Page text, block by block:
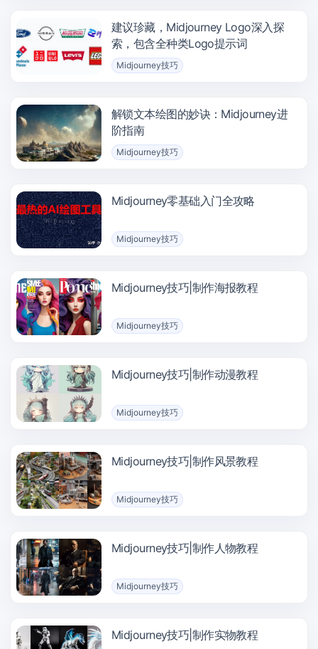
建议珍藏，Midjourney Logo深入探
索，包含全种类Logo提示词
Midjourney技巧
解锁文本绘图的妙诀：Midjourney进
阶指南
Midjourney技巧
Midjourney零基础入门全攻略
Midjourney技巧
Midjourney技巧|制作海报教程
Midjourney技巧
Midjourney技巧|制作动漫教程
Midjourney技巧
Midjourney技巧|制作风景教程
Midjourney技巧
Midjourney技巧|制作人物教程
Midjourney技巧
Midjourney技巧|制作实物教程